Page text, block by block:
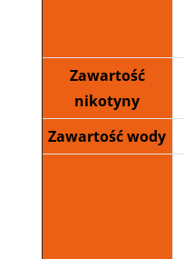
Zawartość
nikotyny
Zawartość wody